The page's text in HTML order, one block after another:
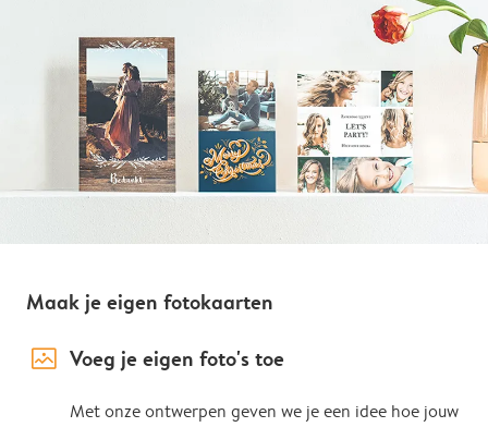
Maak je eigen fotokaarten
image_placeholder Voeg je eigen foto's toe
Met onze ontwerpen geven we je een idee hoe jouw